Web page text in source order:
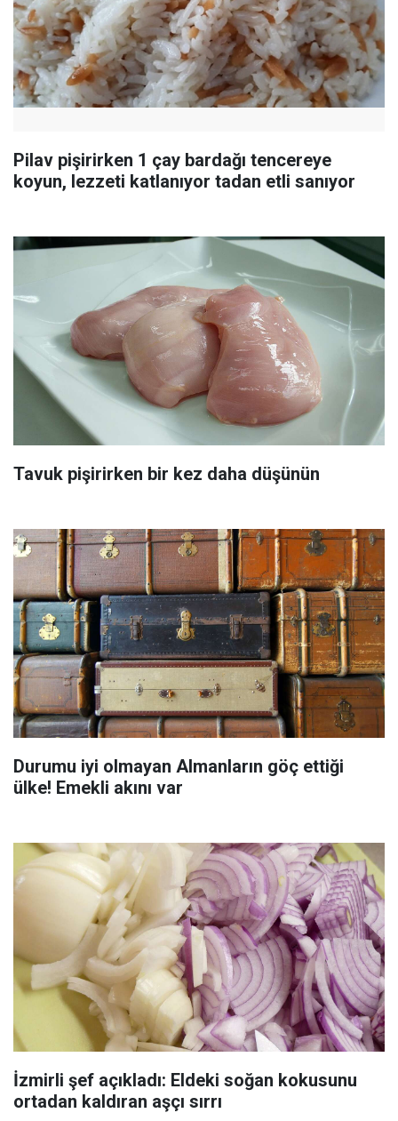
Pilav pişirirken 1 çay bardağı tencereye
koyun, lezzeti katlanıyor tadan etli sanıyor
Tavuk pişirirken bir kez daha düşünün
Durumu iyi olmayan Almanların göç ettiği
ülke! Emekli akını var
İzmirli şef açıkladı: Eldeki soğan kokusunu
ortadan kaldıran aşçı sırrı